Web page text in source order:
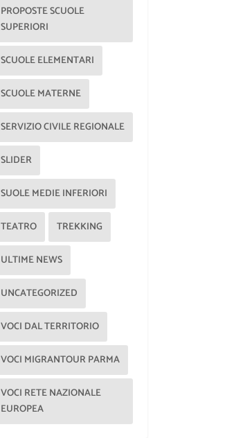
PROPOSTE SCUOLE
SUPERIORI
SCUOLE ELEMENTARI
SCUOLE MATERNE
SERVIZIO CIVILE REGIONALE
SLIDER
SUOLE MEDIE INFERIORI
TEATRO TREKKING
ULTIME NEWS
UNCATEGORIZED
VOCI DAL TERRITORIO
VOCI MIGRANTOUR PARMA
VOCI RETE NAZIONALE
EUROPEA